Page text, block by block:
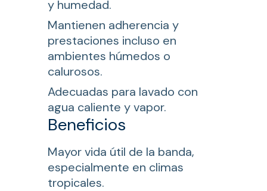
y humedad.
Mantienen adherencia y
prestaciones incluso en
ambientes húmedos o
calurosos.
Adecuadas para lavado con
agua caliente y vapor.
Beneficios
Mayor vida útil de la banda,
especialmente en climas
tropicales.